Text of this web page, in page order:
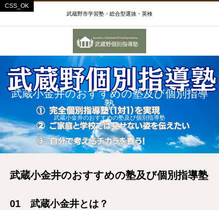
武蔵野市学習塾・総合型選抜・英検
武蔵小金井のおすすめの塾及び個別指導
塾
武蔵小金井のおすすめの塾及び個別指導塾
武蔵小金井のおすすめの塾及び個別指導塾
01 武蔵小金井とは？